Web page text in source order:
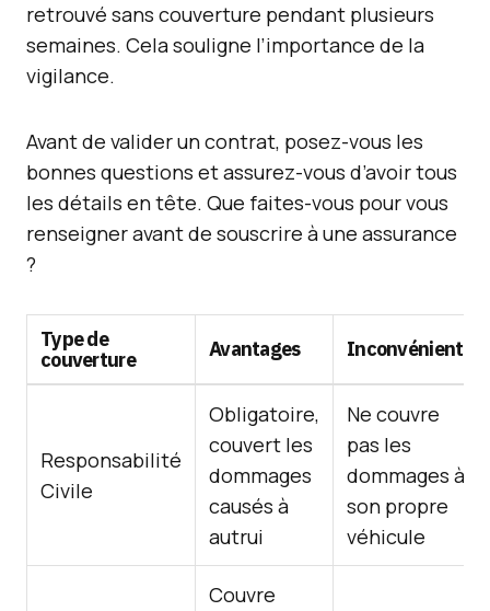
retrouvé sans couverture pendant plusieurs
semaines. Cela souligne l’importance de la
vigilance.
Avant de valider un contrat, posez-vous les
bonnes questions et assurez-vous d’avoir tous
les détails en tête. Que faites-vous pour vous
renseigner avant de souscrire à une assurance
?
Type de
couverture
Avantages Inconvénients
Responsabilité
Civile
Obligatoire,
couvert les
dommages
causés à
autrui
Ne couvre
pas les
dommages à
son propre
véhicule
Couvre